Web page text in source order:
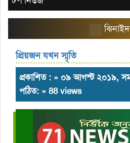
ঝিনাইদহে
প্রিয়জন যখন স্মৃতি
প্রকাশিত : » ০৯ আগস্ট ২০১৯,
পঠিত: » 88 views